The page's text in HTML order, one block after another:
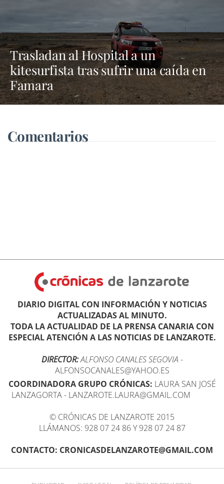
Trasladan al Hospital a un
kitesurfista tras sufrir una caída en
Famara
Comentarios
DIARIO DIGITAL CON INFORMACIÓN Y NOTICIAS
ACTUALIZADAS AL MINUTO.
TODA LA ACTUALIDAD DE LA PRENSA CANARIA CON
ESPECIAL ATENCIÓN A LAS NOTICIAS DE LANZAROTE.
DIRECTOR:ALFONSO CANALES SEGOVIA -
ALFONSOCANALES@YAHOO.ES
COORDINADORA GRUPO CRÓNICAS: LAURA SAN JOSÉ
LANZAGORTA - LANZAROTE.LAURA@GMAIL.COM
© CRÓNICAS DE LANZAROTE 2015
LLÁMANOS: 928 07 24 86 Y 928 07 24 87
CONTACTO: CRONICASDELANZAROTE@GMAIL.COM